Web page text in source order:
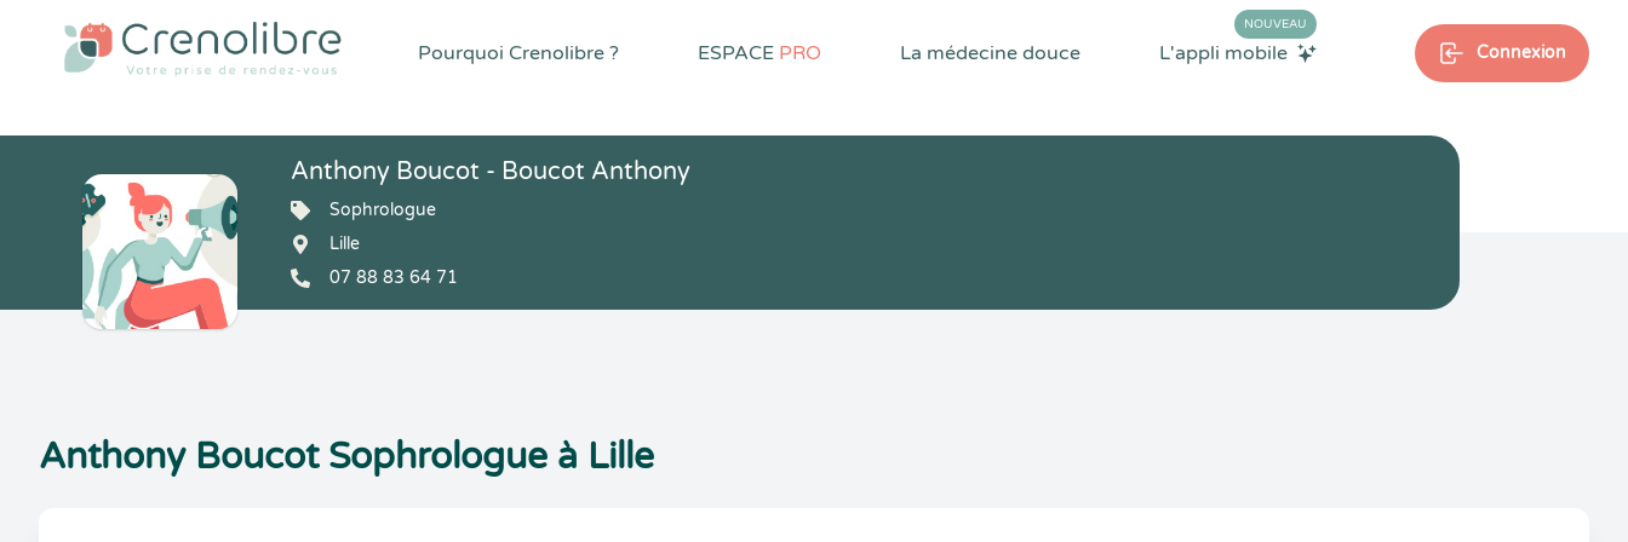
Pourquoi Crenolibre ? ESPACE PRO La médecine douce L'appli mobile
NOUVEAU
Connexion
Anthony Boucot - Boucot Anthony
Sophrologue
Lille
07 88 83 64 71
Anthony Boucot Sophrologue à Lille